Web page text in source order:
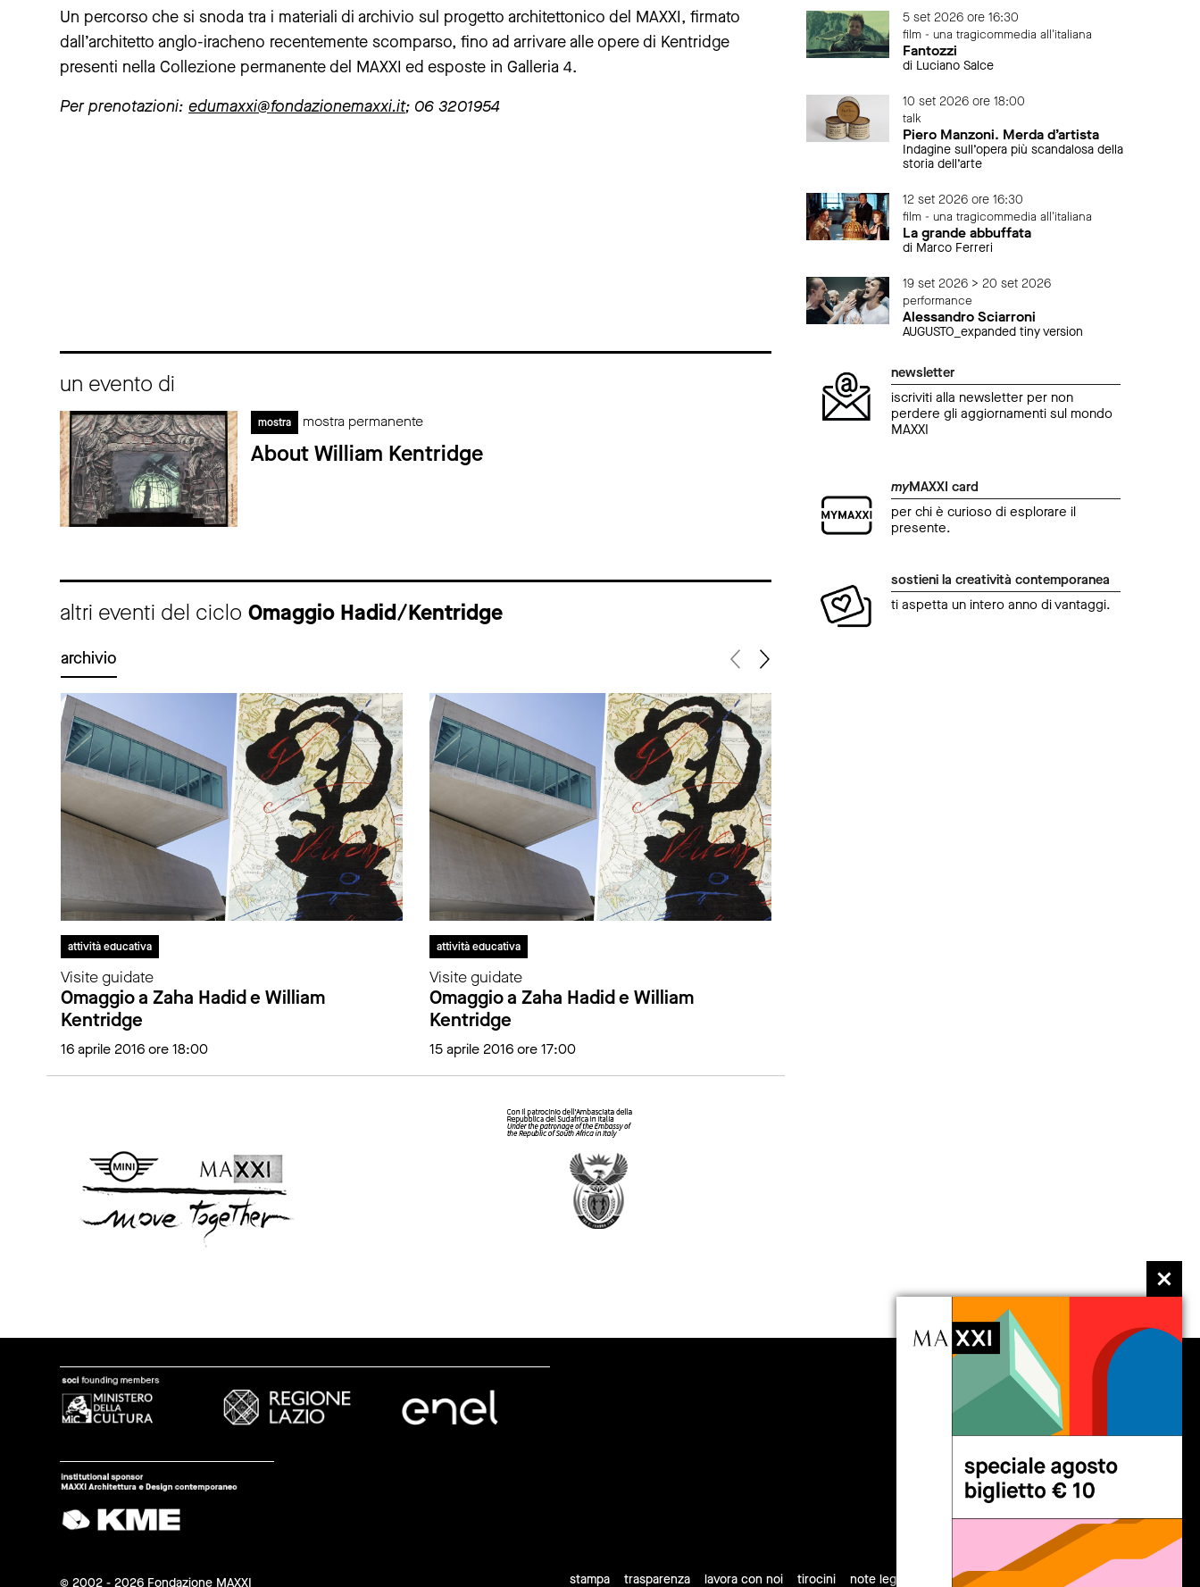
Un percorso che si snoda tra i materiali di archivio sul progetto architettonico del MAXXI, firmato
dall’architetto anglo-iracheno recentemente scomparso, fino ad arrivare alle opere di Kentridge
presenti nella Collezione permanente del MAXXI ed esposte in Galleria 4.
Per prenotazioni: edumaxxi@fondazionemaxxi.it; 06 3201954
un evento di
mostra mostra permanente
About William Kentridge
altri eventi del ciclo Omaggio Hadid/Kentridge
archivio
attività educativa
Visite guidate
Omaggio a Zaha Hadid e William
Kentridge
16 aprile 2016 ore 18:00
attività educativa
Visite guidate
Omaggio a Zaha Hadid e William
Kentridge
15 aprile 2016 ore 17:00
5 set 2026 ore 16:30
film - una tragicommedia all'italiana
Fantozzi
di Luciano Salce
10 set 2026 ore 18:00
talk
Piero Manzoni. Merda d’artista
Indagine sull’opera più scandalosa della
storia dell’arte
12 set 2026 ore 16:30
film - una tragicommedia all'italiana
La grande abbuffata
di Marco Ferreri
19 set 2026 > 20 set 2026
performance
Alessandro Sciarroni
AUGUSTO_expanded tiny version
newsletter
iscriviti alla newsletter per non
perdere gli aggiornamenti sul mondo
MAXXI
myMAXXI card
per chi è curioso di esplorare il
presente.
sostieni la creatività contemporanea
ti aspetta un intero anno di vantaggi.
seguici
© 2002 - 2026 Fondazione MAXXI stampa trasparenza lavora con noi tirocini note legali privacy cookies sitemap